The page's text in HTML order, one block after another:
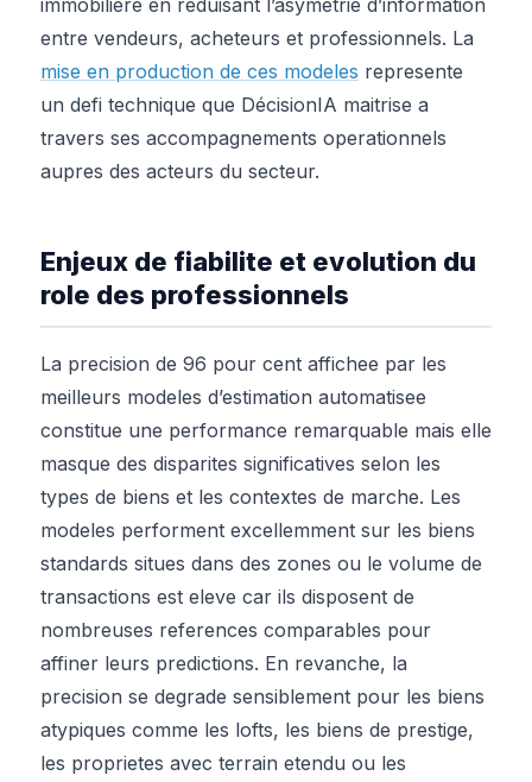
entre vendeurs, acheteurs et professionnels. La
mise en production de ces modeles represente
un defi technique que DécisionIA maitrise a
travers ses accompagnements operationnels
aupres des acteurs du secteur.
Enjeux de fiabilite et evolution du
role des professionnels
La precision de 96 pour cent affichee par les
meilleurs modeles d’estimation automatisee
constitue une performance remarquable mais elle
masque des disparites significatives selon les
types de biens et les contextes de marche. Les
modeles performent excellemment sur les biens
standards situes dans des zones ou le volume de
transactions est eleve car ils disposent de
nombreuses references comparables pour
affiner leurs predictions. En revanche, la
precision se degrade sensiblement pour les biens
atypiques comme les lofts, les biens de prestige,
les proprietes avec terrain etendu ou les